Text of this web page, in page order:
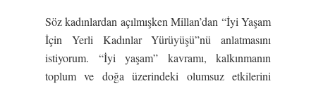
Söz kadınlardan açılmışken Millan’dan “İyi Yaşam
İçin Yerli Kadınlar Yürüyüşü”nü anlatmasını
istiyorum. “İyi yaşam” kavramı, kalkınmanın
toplum ve doğa üzerindeki olumsuz etkilerini